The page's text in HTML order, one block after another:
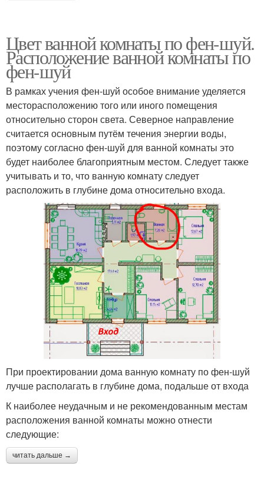
Цвет ванной комнаты по фен-шуй.
Расположение ванной комнаты по
фен-шуй
В рамках учения фен-шуй особое внимание уделяется
месторасположению того или иного помещения
относительно сторон света. Северное направление
считается основным путём течения энергии воды,
поэтому согласно фен-шуй для ванной комнаты это
будет наиболее благоприятным местом. Следует также
учитывать и то, что ванную комнату следует
расположить в глубине дома относительно входа.
При проектировании дома ванную комнату по фен-шуй
лучше располагать в глубине дома, подальше от входа
К наиболее неудачным и не рекомендованным местам
расположения ванной комнаты можно отнести
следующие:
читать дальше →